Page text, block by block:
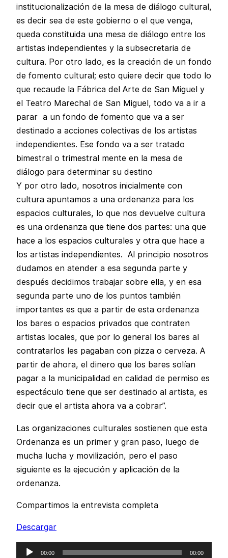
institucionalización de la mesa de diálogo cultural,
es decir sea de este gobierno o el que venga,
queda constituida una mesa de diálogo entre los
artistas independientes y la subsecretaria de
cultura. Por otro lado, es la creación de un fondo
de fomento cultural; esto quiere decir que todo lo
que recaude la Fábrica del Arte de San Miguel y
el Teatro Marechal de San Miguel, todo va a ir a
parar a un fondo de fomento que va a ser
destinado a acciones colectivas de los artistas
independientes. Ese fondo va a ser tratado
bimestral o trimestral mente en la mesa de
diálogo para determinar su destino
Y por otro lado, nosotros inicialmente con
cultura apuntamos a una ordenanza para los
espacios culturales, lo que nos devuelve cultura
es una ordenanza que tiene dos partes: una que
hace a los espacios culturales y otra que hace a
los artistas independientes. Al principio nosotros
dudamos en atender a esa segunda parte y
después decidimos trabajar sobre ella, y en esa
segunda parte uno de los puntos también
importantes es que a partir de esta ordenanza
los bares o espacios privados que contraten
artistas locales, que por lo general los bares al
contratarlos les pagaban con pizza o cerveza. A
partir de ahora, el dinero que los bares solían
pagar a la municipalidad en calidad de permiso es
espectáculo tiene que ser destinado al artista, es
decir que el artista ahora va a cobrar”.
Las organizaciones culturales sostienen que esta
Ordenanza es un primer y gran paso, luego de
mucha lucha y movilización, pero el paso
siguiente es la ejecución y aplicación de la
ordenanza.
Compartimos la entrevista completa
Descargar
Reproductor
00:00 00:00